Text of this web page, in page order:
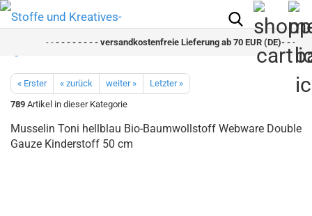
- - - - - - - - versandkostenfreie Lieferung ab 70 EUR (DE)- - - - -
« Erster « zurück weiter »
Letzter »
789 Artikel in dieser Kategorie
Musselin Toni hellblau Bio-Baumwollstoff Webware Double
Gauze Kinderstoff 50 cm